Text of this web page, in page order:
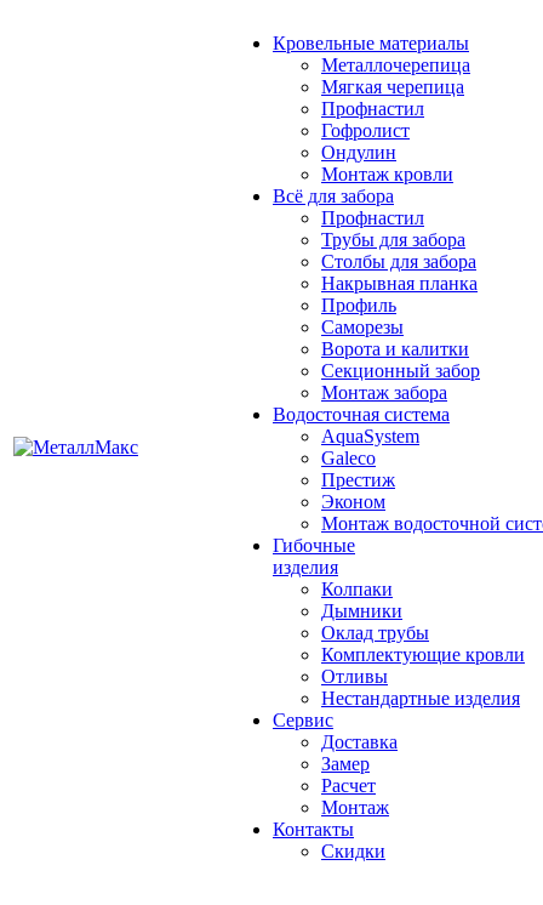
Кровельные материалы
Металлочерепица
Мягкая черепица
Профнастил
Гофролист
Ондулин
Монтаж кровли
Всё для забора
Профнастил
Трубы для забора
Столбы для забора
Накрывная планка
Профиль
Саморезы
Ворота и калитки
Секционный забор
Монтаж забора
Водосточная система
AquaSystem
Galeco
Престиж
Эконом
Монтаж водосточной
Гибочные
изделия
Колпаки
Дымники
Оклад трубы
Комплектующие кровли
Отливы
Нестандартные изделия
Сервис
Доставка
Замер
Расчет
Монтаж
Контакты
Скидки